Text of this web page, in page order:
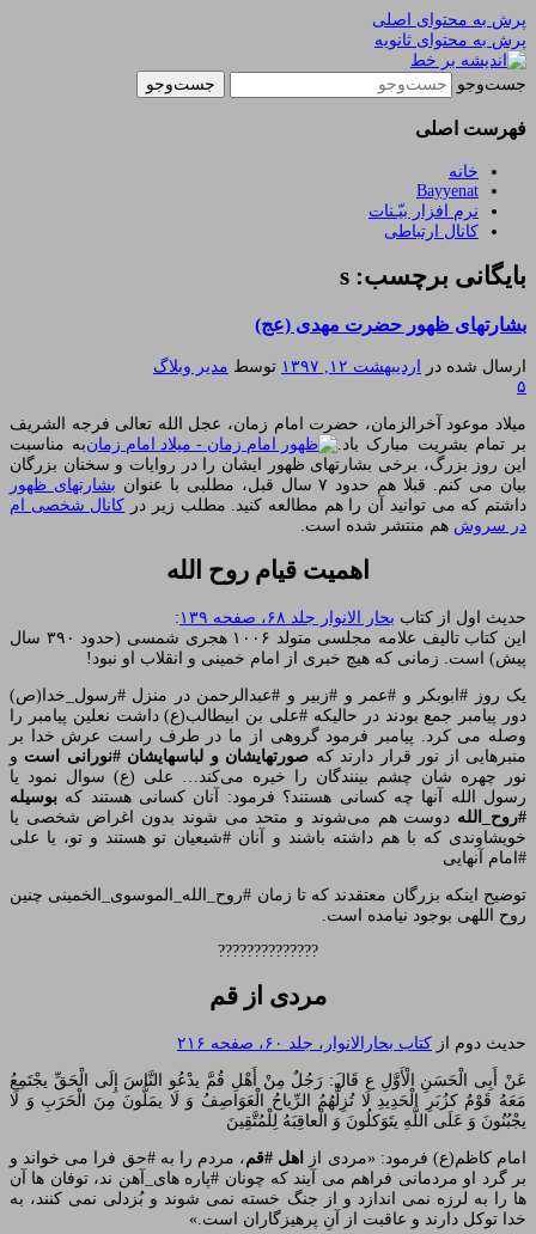
پرش به محتوای اصلی
پرش به محتوای ثانویه
اندیشه بر خط
یادداشتهای یک معلم در باب زندگی، اخلاق، اخبار،
علم و سیاست
جست‌وجو
فهرست اصلی
خانه
Bayyenat
نرم افزار بیّـنات
کانال ارتباطی
بایگانی برچسب: s
بشارتهای ظهور حضرت مهدی (عج)
ارسال شده در اردیبهشت ۱۲, ۱۳۹۷ توسط مدیر وبلاگ
۵
میلاد موعود آخرالزمان، حضرت امام زمان، عجل الله تعالی فرجه الشریف
بر تمام بشریت مبارک باد.
به مناسبت
این روز بزرگ، برخی بشارتهای ظهور ایشان را در روایات و سخنان بزرگان
بیان می کنم. قبلا هم حدود ۷ سال قبل، مطلبی با عنوان
بشارتهای ظهور
داشتم که می توانید آن را هم مطالعه کنید. مطلب زیر در کانال شخصی ام
در سروش هم منتشر شده است.
اهمیت قیام روح الله
حدیث اول از کتاب بحار الانوار جلد ۶۸، صفحه ۱۳۹
:
این کتاب تالیف علامه مجلسی متولد ۱۰۰۶ هجری شمسی (حدود ۳۹۰ سال
پیش) است. زمانی که هیچ خبری از امام خمینی و انقلاب او نبود!
یک روز #ابوبکر و #عمر و #زبیر و #عبدالرحمن در منزل #رسول_خدا(ص)
دور پیامبر جمع بودند در حالیکه #علی بن ابیطالب(ع) داشت نعلین پیامبر را
وصله می کرد. پیامبر فرمود گروهی از ما در طرف راست عرش خدا بر
منبرهایی از نور قرار دارند که صورتهایشان و لباسهایشان #نورانی است و
نور چهره شان چشم بینندگان را خیره می‌کند… علی (ع) سوال نمود یا
رسول الله آنها چه کسانی هستند؟ فرمود: آنان کسانی هستند که بوسیله
#روح_الله دوست هم می‌شوند و متحد می شوند بدون اغراض شخصی یا
خویشاوندی که با هم داشته باشند و آنان #شیعیان تو هستند و تو، یا علی
#امام آنهایی
توضیح اینکه بزرگان معتقدند که تا زمان #روح_الله_الموسوی_الخمینی چنین
روح اللهی بوجود نیامده است.
??????????????
مردی از قم
حدیث دوم از کتاب بحارالانوار، جلد ۶۰، صفحه ۲۱۶
عَنْ أَبِی الْحَسَنِ الْأَوَّلِ ع قَالَ: رَجُلٌ مِنْ أَهْلِ قُمَّ یدْعُو النَّاسَ إِلَی الْحَقِّ یجْتَمِعُ
مَعَهُ قَوْمٌ کزُبَرِ الْحَدِیدِ لَا تُزِلُّهُمُ الرِّیاحُ الْعَوَاصِفُ وَ لَا یمَلُّونَ مِنَ الْحَرَبِ وَ لَا
یجْبُنُونَ وَ عَلَی اللَّهِ یتَوَکلُونَ وَ الْعاقِبَهُ لِلْمُتَّقِینَ
امام کاظم(ع) فرمود: «مردی از اهل #قم، مردم را به #حق فرا می خواند و
بر گرد او مردمانی فراهم می آیند که چونان #پاره های_آهن ند، توفان ها آن
ها را به لرزه نمی اندازد و از جنگ خسته نمی شوند و بُزدلی نمی کنند، به
خدا توکل دارند و عاقبت از آنِ پرهیزگاران است.»